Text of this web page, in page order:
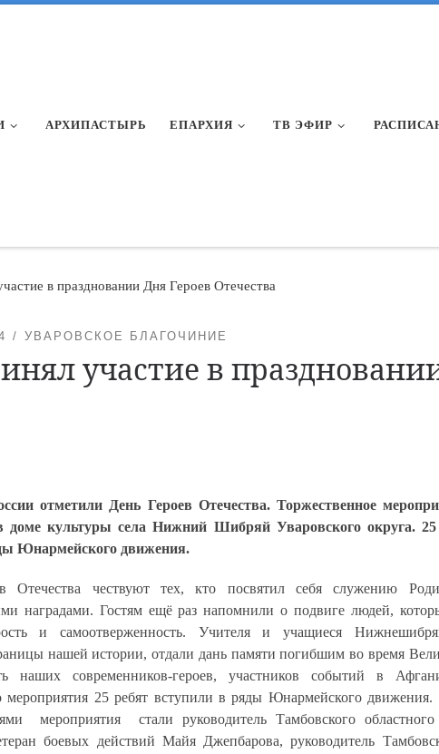
АРХИПАСТЫРЬ ЕПАРХИЯ ТВ ЭФИР
в праздновании Дня Героев Отечества
УВАРОВСКОЕ БЛАГОЧИНИЕ
участие в
отметили День Героев Отечества. Торжественное
культуры села Нижний Шибряй Уваровского округа.
Юнармейского движения.
Отечества чествуют тех, кто посвятил себя служению
наградами. Гостям ещё раз напомнили о подвиге людей,
и самоотверженность. Учителя и учащиеся
нашей истории, отдали дань памяти погибшим во время
наших современников-героев, участников событий в
мероприятия 25 ребят вступили в ряды Юнармейского
мероприятия стали руководитель Тамбовского областного
боевых действий Майя Джепбарова, руководитель